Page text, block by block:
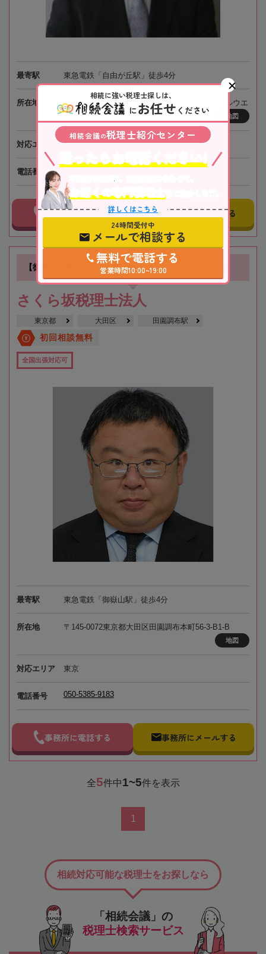
最寄駅 東急電鉄「自由が丘駅」徒歩4分
所在地
〒152-0035 東京都目黒区自由が丘3-8-1 メイプルウエ
スト3階
地図
対応エリア 東京
電話番号 050-5268-8562
事務所に電話する 事務所にメールする
【御嶽山駅徒歩4分】依頼者様の「近く」で尽力します
さくら坂税理士法人
東京都 大田区 田園調布駅
初回相談無料
全国出張対応可
最寄駅 東急電鉄「御嶽山駅」徒歩4分
所在地 〒145-0072東京都大田区田園調布本町56-3-B1-B
地図
対応エリア 東京
電話番号 050-5385-9183
事務所に電話する 事務所にメールする
全5件中1~5件を表示
1
「相続会議」の
税理士検索サービス
相続対応可能な税理士をお探しなら
相続に強い税理士探しは、
にお任せ ください
相続会議の税理士紹介センター
不動産や株式等、相続資産に合わせて、
お近くの専門税理士 をご紹介します。
詳しくはこちら
24時間受付中
メールで相談する
無料で電話する
営業時間10:00~19:00